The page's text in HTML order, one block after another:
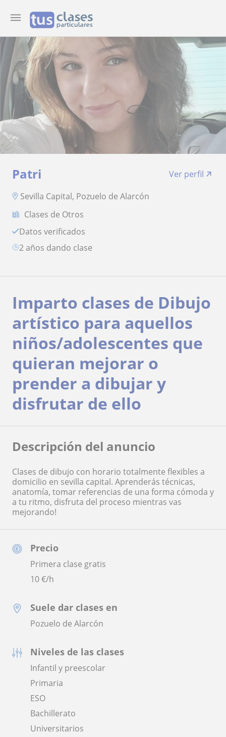
Patri
Ver perfil
Sevilla Capital, Pozuelo de Alarcón
Clases de Otros
Datos verificados
2 años dando clase
Precio
Primera clase gratis
10€/h
Suele dar clases en
Pozuelo de Alarcón
Niveles de las clases
Infantil y preescolar
Primaria
ESO
Bachillerato
Universitarios
Imparto clases de Dibujo
artístico para aquellos
niños/adolescentes que
quieran mejorar o
prender a dibujar y
disfrutar de ello
Descripción del anuncio
Clases de dibujo con horario totalmente flexibles a
domicilio en sevilla capital. Aprenderás técnicas,
anatomía, tomar referencias de una forma cómoda y
a tu ritmo, disfruta del proceso mientras vas
mejorando!